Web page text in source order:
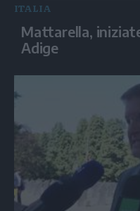
ITALIA
Mattarella,
Adige